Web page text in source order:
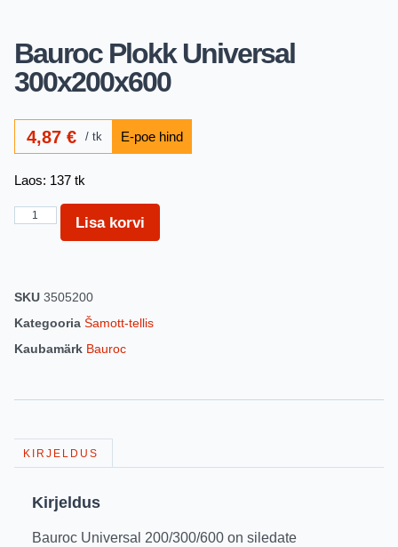
Bauroc Plokk Universal
300x200x600
4,87€ tk
Laos: 137 tk
Lisa korvi
SKU 3505200
Kategooria Šamott-tellis
Kaubamärk Bauroc
KIRJELDUS
Kirjeldus
Bauroc Universal 200/300/600 on siledate